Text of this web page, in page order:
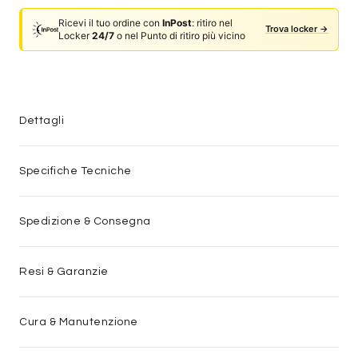
Ricevi il tuo ordine conInPost: ritiro nel
Locker24/7 o nel Punto di ritiro più vicino
Trova locker →
Dettagli
Specifiche Tecniche
Spedizione & Consegna
Resi & Garanzie
Cura & Manutenzione